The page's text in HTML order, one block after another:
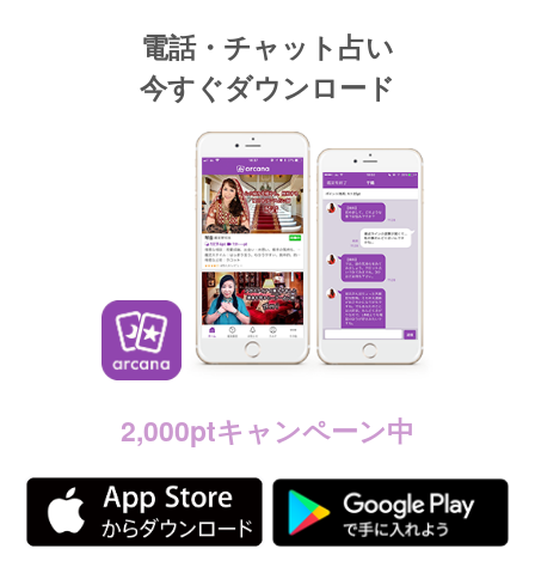
電話・チャット占い
今すぐダウンロード
2,000ptキャンペーン中